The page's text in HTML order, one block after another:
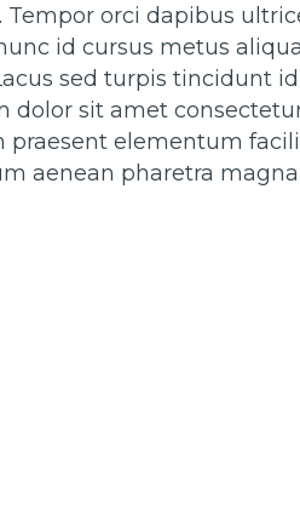
orci dapibus
id cursus metus
sed turpis tincidunt
sit amet
elementum
aenean pharetra